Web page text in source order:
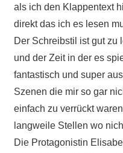
als ich den Klappentext
direkt das ich es lesen
Der Schreibstil ist gut zu
und der Zeit in der es
fantastisch und super
Szenen die mir so gar
einfach zu verrückt
langweile Stellen wo
Die Protagonistin